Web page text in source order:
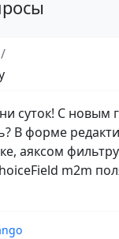
/
суток! С новым
В форме
аяксом
m2m